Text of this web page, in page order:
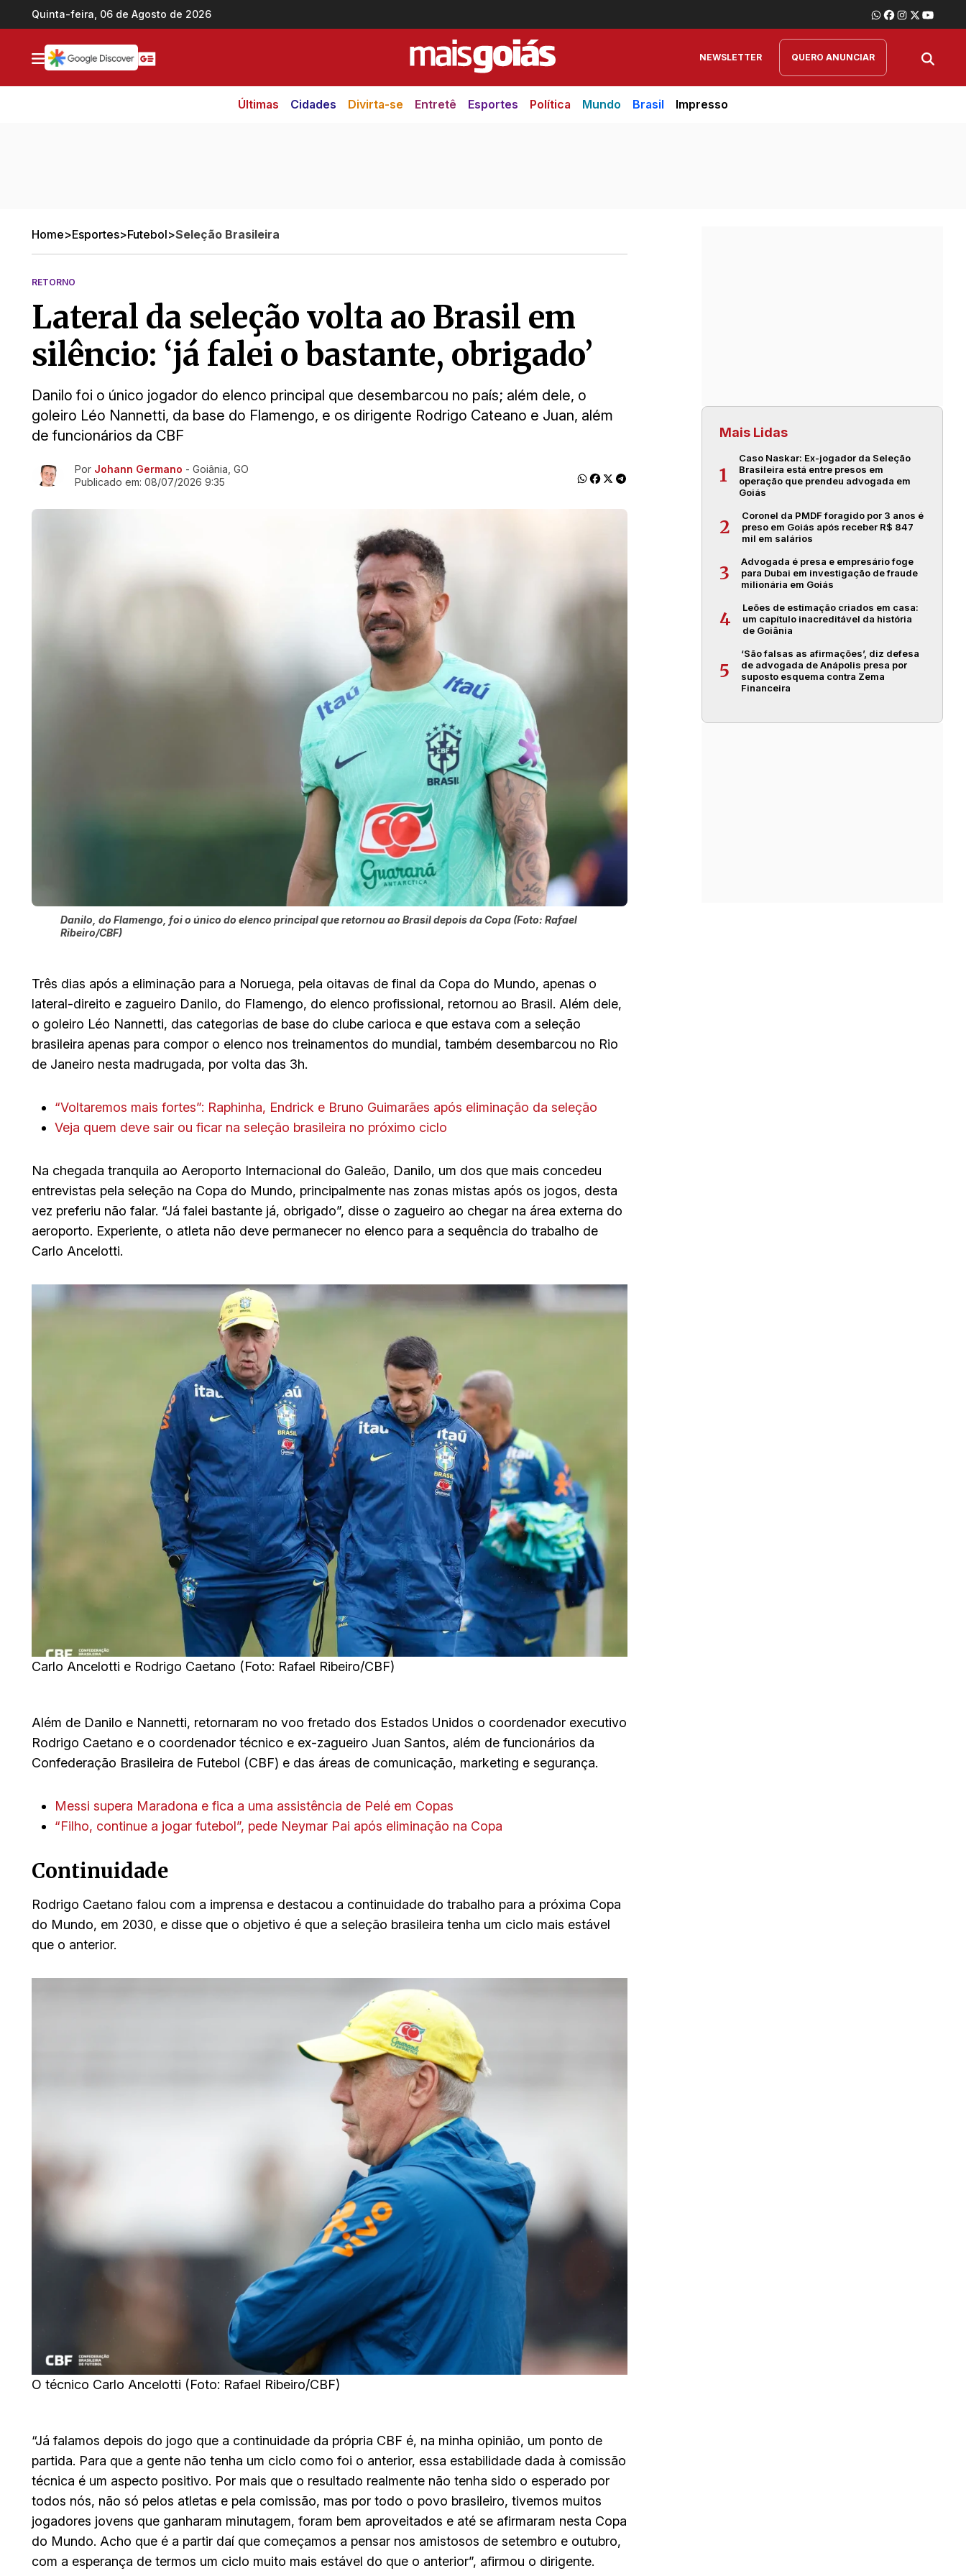
Ir direto pro conteúdo
Quinta-feira, 06 de Agosto de 2026
NEWSLETTER QUERO ANUNCIAR
Últimas Cidades Divirta-se Entretê Esportes Política Mundo Brasil Impresso
Home>Esportes>Futebol>Seleção Brasileira
RETORNO
Lateral da seleção volta ao Brasil em
silêncio: ‘já falei o bastante, obrigado’
Danilo foi o único jogador do elenco principal que desembarcou no país; além dele, o
goleiro Léo Nannetti, da base do Flamengo, e os dirigente Rodrigo Cateano e Juan, além
de funcionários da CBF
Ir direto pra matéria
Por Johann Germano - Goiânia, GO
Publicado em: 08/07/2026 9:35
Danilo, do Flamengo, foi o único do elenco principal que retornou ao Brasil depois da Copa (Foto: Rafael
Ribeiro/CBF)
Três dias após a eliminação para a Noruega, pela oitavas de final da Copa do Mundo, apenas o
lateral-direito e zagueiro Danilo, do Flamengo, do elenco profissional, retornou ao Brasil. Além dele,
o goleiro Léo Nannetti, das categorias de base do clube carioca e que estava com a seleção
brasileira apenas para compor o elenco nos treinamentos do mundial, também desembarcou no Rio
de Janeiro nesta madrugada, por volta das 3h.
“Voltaremos mais fortes”: Raphinha, Endrick e Bruno Guimarães após eliminação da seleção
Veja quem deve sair ou ficar na seleção brasileira no próximo ciclo
Na chegada tranquila ao Aeroporto Internacional do Galeão, Danilo, um dos que mais concedeu
entrevistas pela seleção na Copa do Mundo, principalmente nas zonas mistas após os jogos, desta
vez preferiu não falar. “Já falei bastante já, obrigado”, disse o zagueiro ao chegar na área externa do
aeroporto. Experiente, o atleta não deve permanecer no elenco para a sequência do trabalho de
Carlo Ancelotti.
Carlo Ancelotti e Rodrigo Caetano (Foto: Rafael Ribeiro/CBF)
Além de Danilo e Nannetti, retornaram no voo fretado dos Estados Unidos o coordenador executivo
Rodrigo Caetano e o coordenador técnico e ex-zagueiro Juan Santos, além de funcionários da
Confederação Brasileira de Futebol (CBF) e das áreas de comunicação, marketing e segurança.
Messi supera Maradona e fica a uma assistência de Pelé em Copas
“Filho, continue a jogar futebol”, pede Neymar Pai após eliminação na Copa
Continuidade
Rodrigo Caetano falou com a imprensa e destacou a continuidade do trabalho para a próxima Copa
do Mundo, em 2030, e disse que o objetivo é que a seleção brasileira tenha um ciclo mais estável
que o anterior.
O técnico Carlo Ancelotti (Foto: Rafael Ribeiro/CBF)
“Já falamos depois do jogo que a continuidade da própria CBF é, na minha opinião, um ponto de
partida. Para que a gente não tenha um ciclo como foi o anterior, essa estabilidade dada à comissão
técnica é um aspecto positivo. Por mais que o resultado realmente não tenha sido o esperado por
todos nós, não só pelos atletas e pela comissão, mas por todo o povo brasileiro, tivemos muitos
jogadores jovens que ganharam minutagem, foram bem aproveitados e até se afirmaram nesta Copa
do Mundo. Acho que é a partir daí que começamos a pensar nos amistosos de setembro e outubro,
com a esperança de termos um ciclo muito mais estável do que o anterior”, afirmou o dirigente.
Mais Lidas
1
Caso Naskar: Ex-jogador da Seleção
Brasileira está entre presos em
operação que prendeu advogada em
Goiás
2
Coronel da PMDF foragido por 3 anos é
preso em Goiás após receber R$ 847
mil em salários
3
Advogada é presa e empresário foge
para Dubai em investigação de fraude
milionária em Goiás
4
Leões de estimação criados em casa:
um capítulo inacreditável da história
de Goiânia
5
‘São falsas as afirmações’, diz defesa
de advogada de Anápolis presa por
suposto esquema contra Zema
Financeira